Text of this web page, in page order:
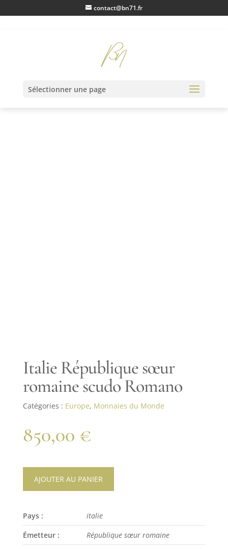
contact@bn71.fr
Sélectionner une pagesœur romaine scudo Romano
Italie République sœur
romaine scudo Romano
Catégories : Europe, Monnaies du Monde
850,00 €
AJOUTER AU PANIER
Pays :
italie
Émetteur :
République sœur romaine